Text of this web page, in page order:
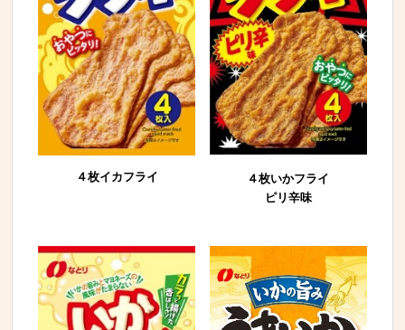
４枚イカフライ
４枚いかフライ
ピリ辛味